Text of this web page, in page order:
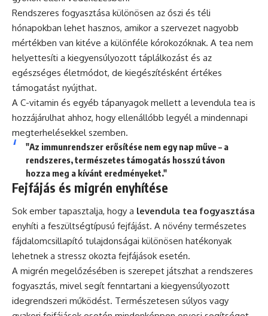
Rendszeres fogyasztása különösen az őszi és téli
hónapokban lehet hasznos, amikor a szervezet nagyobb
mértékben van kitéve a különféle kórokozóknak. A tea nem
helyettesíti a kiegyensúlyozott táplálkozást és az
egészséges életmódot, de kiegészítésként értékes
támogatást nyújthat.
A C-vitamin és egyéb tápanyagok mellett a levendula tea is
hozzájárulhat ahhoz, hogy ellenállóbb legyél a mindennapi
megterhelésekkel szemben.
"Az immunrendszer erősítése nem egy nap műve – a
rendszeres, természetes támogatás hosszú távon
hozza meg a kívánt eredményeket."
Fejfájás és migrén enyhítése
Sok ember tapasztalja, hogy a levendula tea fogyasztása
enyhíti a feszültségtípusú fejfájást. A növény természetes
fájdalomcsillapító tulajdonságai különösen hatékonyak
lehetnek a stressz okozta fejfájások esetén.
A migrén megelőzésében is szerepet játszhat a rendszeres
fogyasztás, mivel segít fenntartani a kiegyensúlyozott
idegrendszeri működést. Természetesen súlyos vagy